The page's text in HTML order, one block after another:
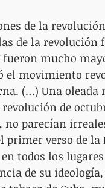
de la
de la revolución
fueron mucho
el movimiento
(…) Una oleada
de
parecían
primer verso de
todos los
de su